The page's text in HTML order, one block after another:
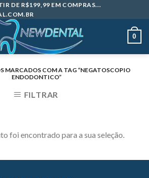
DE R$199,99 EM COMPRAS...
0
MARCADOS COM A TAG “NEGATOSCOPIO
ENDODONTICO”
FILTRAR
foi encontrado para a sua seleção.